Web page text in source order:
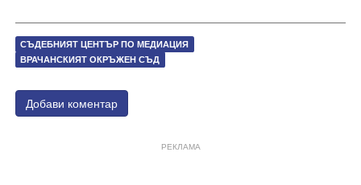
СЪДЕБНИЯТ ЦЕНТЪР ПО МЕДИАЦИЯ
ВРАЧАНСКИЯТ ОКРЪЖЕН СЪД
Добави коментар
РЕКЛАМА